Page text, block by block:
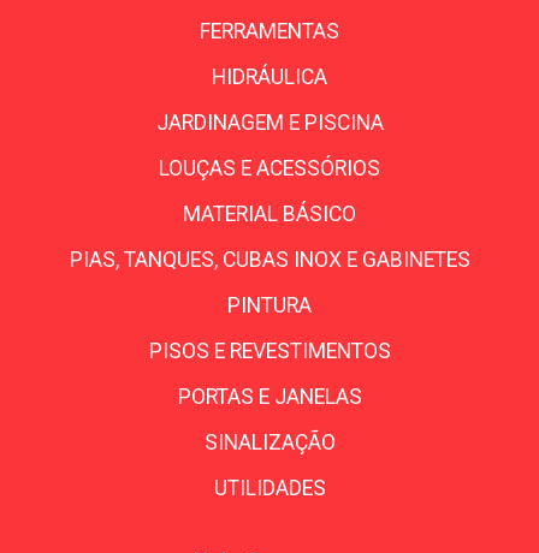
FERRAMENTAS
HIDRÁULICA
JARDINAGEM E PISCINA
LOUÇAS E ACESSÓRIOS
MATERIAL BÁSICO
PIAS, TANQUES, CUBAS INOX E GABINETES
PINTURA
PISOS E REVESTIMENTOS
PORTAS E JANELAS
SINALIZAÇÃO
UTILIDADES